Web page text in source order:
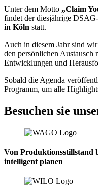
Unter dem Motto „Claim
findet der diesjährige
in Köln statt.
Auch in diesem Jahr sind
den persönlichen
Entwicklungen und
Sobald die Agenda
Programm, um alle
Besuchen sie
Von Produktionsstillstand
intelligent planen